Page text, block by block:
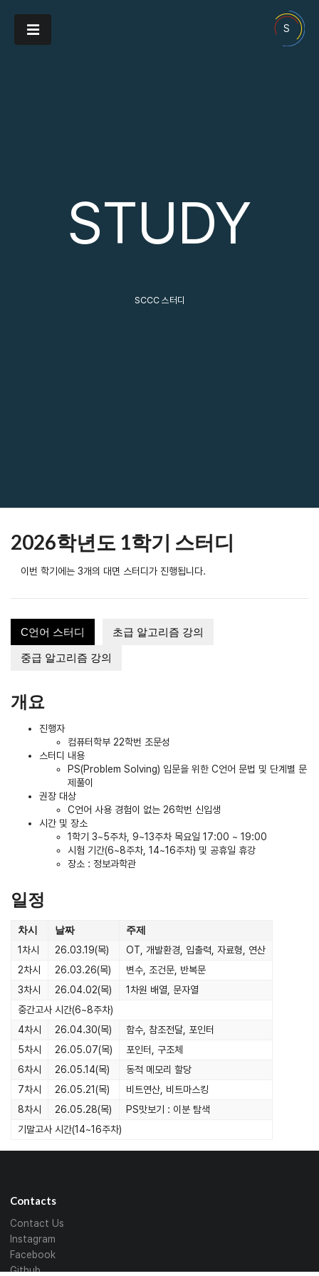
Toggle
navigation
S
STUDY
SCCC 스터디
2026학년도 1학기 스터디
이번 학기에는 3개의 대면 스터디가 진행됩니다.
C언어 스터디 초급 알고리즘 강의
중급 알고리즘 강의
개요
진행자
컴퓨터학부 22학번 조문성
스터디 내용
PS(Problem Solving) 입문을 위한 C언어 문법 및 단계별 문
제풀이
권장 대상
C언어 사용 경험이 없는 26학번 신입생
시간 및 장소
1학기 3~5주차, 9~13주차 목요일 17:00 ~ 19:00
시험 기간(6~8주차, 14~16주차) 및 공휴일 휴강
장소 : 정보과학관
일정
차시 날짜
주제
1차시
26.03.19(목)
OT, 개발환경, 입출력, 자료형, 연산
2차시
26.03.26(목)
변수, 조건문, 반복문
3차시
26.04.02(목)
1차원 배열, 문자열
중간고사 시간(6~8주차)
4차시
26.04.30(목)
함수, 참조전달, 포인터
5차시
26.05.07(목)
포인터, 구조체
6차시
26.05.14(목)
동적 메모리 할당
7차시
26.05.21(목)
비트연산, 비트마스킹
8차시
26.05.28(목)
PS맛보기 : 이분 탐색
기말고사 시간(14~16주차)
Contacts
Contact Us
Instagram
Facebook
Github